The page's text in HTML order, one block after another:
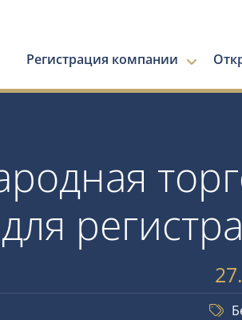
Регистрация компании
для